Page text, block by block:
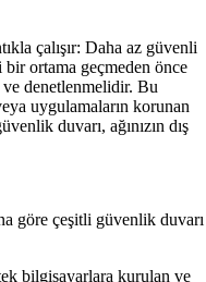
çalışır: Daha az güvenli
ortama geçmeden önce
denetlenmelidir. Bu
uygulamaların korunan
duvarı, ağınızın dış
göre çeşitli güvenlik duvarı
bilgisayarlara kurulan ve